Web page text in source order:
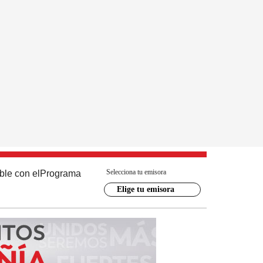
con el Programa Selecciona tu emisora
Elige tu emisora